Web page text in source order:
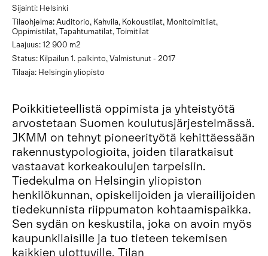
Sijainti: Helsinki
Tilaohjelma: Auditorio, Kahvila, Kokoustilat, Monitoimitilat,
Oppimistilat, Tapahtumatilat, Toimitilat
Laajuus: 12 900 m2
Status: Kilpailun 1. palkinto, Valmistunut - 2017
Tilaaja: Helsingin yliopisto
Poikkitieteellistä oppimista ja yhteistyötä
arvostetaan Suomen koulutusjärjestelmässä.
JKMM on tehnyt pioneerityötä kehittäessään
rakennustypologioita, joiden tilaratkaisut
vastaavat korkeakoulujen tarpeisiin.
Tiedekulma on Helsingin yliopiston
henkilökunnan, opiskelijoiden ja vierailijoiden
tiedekunnista riippumaton kohtaamispaikka.
Sen sydän on keskustila, joka on avoin myös
kaupunkilaisille ja tuo tieteen tekemisen
kaikkien ulottuville. Tilan